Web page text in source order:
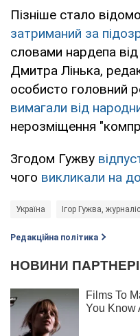
Пізніше стало
затриманий за
словами нардепа від
Дмитра Лінька,
особисто головний
вимагали від
нерозміщення
Згодом Гужву
чого викликали на
Україна Ігор Гужва,
Редакційна політика